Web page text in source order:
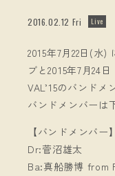
2016.02.12 Fri Live
2015年7月22日(水
ブと2015年7月24
VAL’15のバンドメ
バンドメンバーは
【バンドメンバー】
Dr:菅沼雄太
Ba:真船勝博 from